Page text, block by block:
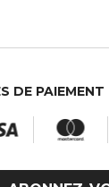
DE PAIEMENT